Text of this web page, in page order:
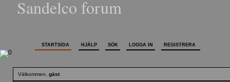
Sandelco forum
STARTSIDA HJÄLP SÖK LOGGA IN REGISTRERA
Välkommen, gäst